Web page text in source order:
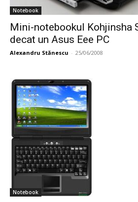
Notebook
Mini-notebookul Kohjinsha
decat un Asus Eee PC
Alexandru Stănescu - 25/06/2008
Notebook